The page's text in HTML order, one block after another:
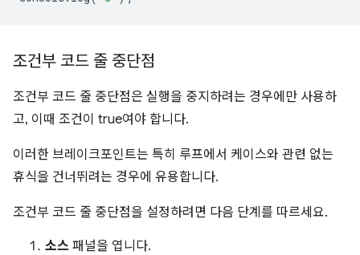
조건부 코드 줄 중단점
조건부 코드 줄 중단점은 실행을 중지하려는 경우에만 사용하
고, 이때 조건이 true여야 합니다.
이러한 브레이크포인트는 특히 루프에서 케이스와 관련 없는
휴식을 건너뛰려는 경우에 유용합니다.
조건부 코드 줄 중단점을 설정하려면 다음 단계를 따르세요.
소스 패널을 엽니다.